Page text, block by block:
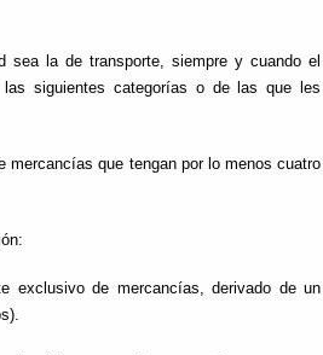
sea la de transporte, siempre y cuando el
siguientes categorías o de las que les
que tengan por lo menos cuatro
exclusivo de mercancías, derivado de un